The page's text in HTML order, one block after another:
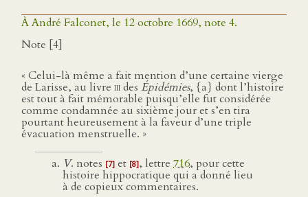
À André Falconet, le 12 octobre 1669, note 4.
Note [4]
« Celui-là même a fait mention d’une certaine vierge
de Larisse, au livre iiides Épidémies, {a} dont l’histoire
est tout à fait mémorable puisqu’elle fut considérée
comme condamnée au sixième jour et s’en tira
pourtant heureusement à la faveur d’une triple
évacuation menstruelle. »
V. notes [7] et [8], lettre 716, pour cette
histoire hippocratique qui a donné lieu
à de copieux commentaires.